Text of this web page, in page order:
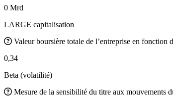
0 Mrd
LARGE capitalisation
Valeur boursière totale de l’entreprise en fonction
0,34
Beta (volatilité)
Mesure de la sensibilité du titre aux mouvements